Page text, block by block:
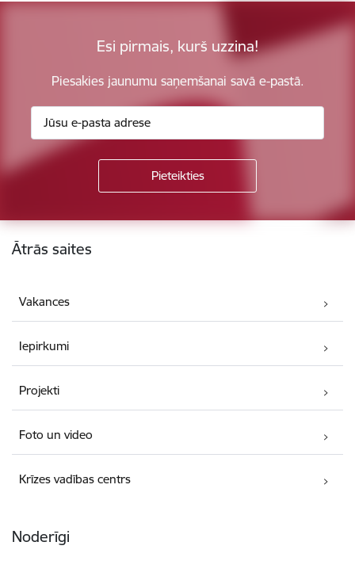
Esi pirmais, kurš uzzina!
Piesakies jaunumu saņemšanai savā e-pastā.
Kājene
Ātrās saites
Vakances
Iepirkumi
Projekti
Foto un video
Krīzes vadības centrs
Noderīgi